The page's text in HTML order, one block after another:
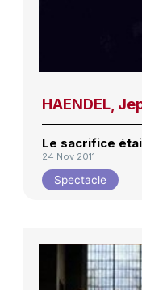
HAENDEL,
Le sacrifice
24 Nov 2011
Spectacle